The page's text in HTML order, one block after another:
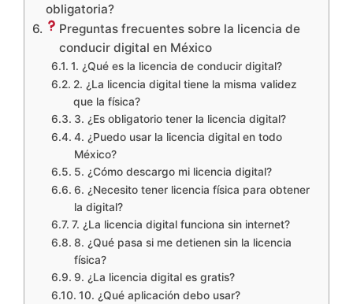
obligatoria?
Preguntas frecuentes sobre la licencia de
conducir digital en México
1. ¿Qué es la licencia de conducir digital?
2. ¿La licencia digital tiene la misma validez
que la física?
3. ¿Es obligatorio tener la licencia digital?
4. ¿Puedo usar la licencia digital en todo
México?
5. ¿Cómo descargo mi licencia digital?
6. ¿Necesito tener licencia física para obtener
la digital?
7. ¿La licencia digital funciona sin internet?
8. ¿Qué pasa si me detienen sin la licencia
física?
9. ¿La licencia digital es gratis?
10. ¿Qué aplicación debo usar?